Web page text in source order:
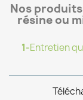
Nos
résine ou
1-Entretien